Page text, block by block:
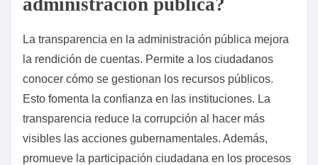
La transparencia en la administración pública mejora
la rendición de cuentas. Permite a los ciudadanos
conocer cómo se gestionan los recursos públicos.
Esto fomenta la confianza en las instituciones. La
transparencia reduce la corrupción al hacer más
visibles las acciones gubernamentales. Además,
promueve la participación ciudadana en los procesos